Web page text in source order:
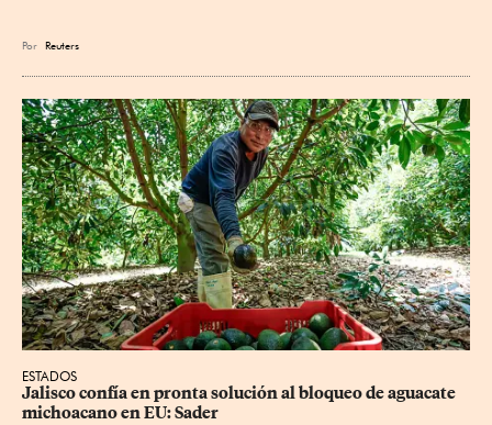
Por Reuters
ESTADOS
Jalisco confía en pronta solución al bloqueo de aguacate
michoacano en EU: Sader